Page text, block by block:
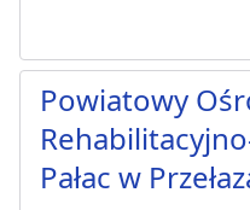
Powiatowy
Pałac w